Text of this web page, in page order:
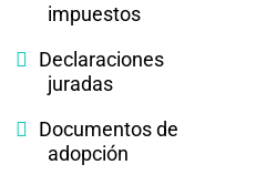
impuestos
Declaraciones
juradas
Documentos de
adopción